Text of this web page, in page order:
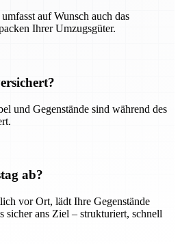
auf Wunsch auch das
Ihrer Umzugsgüter.
und Gegenstände sind während des
ab?
vor Ort, lädt Ihre Gegenstände
sicher ans Ziel – strukturiert, schnell